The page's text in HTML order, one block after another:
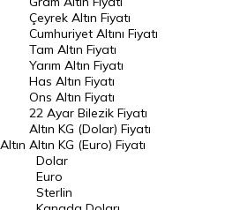
Raporlar
Endeksler
DÖVİZ
Döviz Kuru
Dolar Kuru
Euro Kuru
Pound Kuru
Altın
Çeyrek Altın Fiyatı
Cumhuriyet Altını Fiyatı
Tam Altın Fiyatı
Yarım Altın Fiyatı
Has Altın Fiyatı
Ons Altın Fiyatı
22 Ayar Bilezik Fiyatı
Altın KG (Dolar) Fiyatı
Altın KG (Euro) Fiyatı
Dolar
Euro
Sterlin